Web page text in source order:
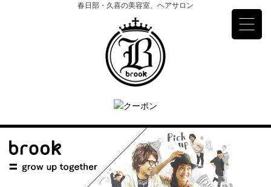
春日部・久喜の美容室、ヘアサロン